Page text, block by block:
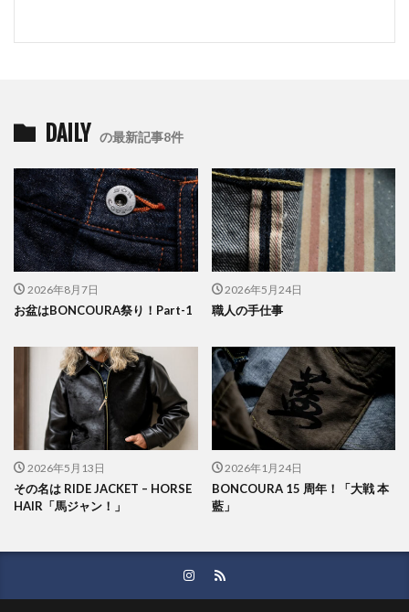
DAILY の最新記事8件
2026年8月7日
お盆はBONCOURA祭り！Part-1
2026年5月24日
職人の手仕事
2026年5月13日
その名は RIDE JACKET – HORSE
HAIR「馬ジャン！」
2026年1月24日
BONCOURA 15 周年！「大戦 本
藍」